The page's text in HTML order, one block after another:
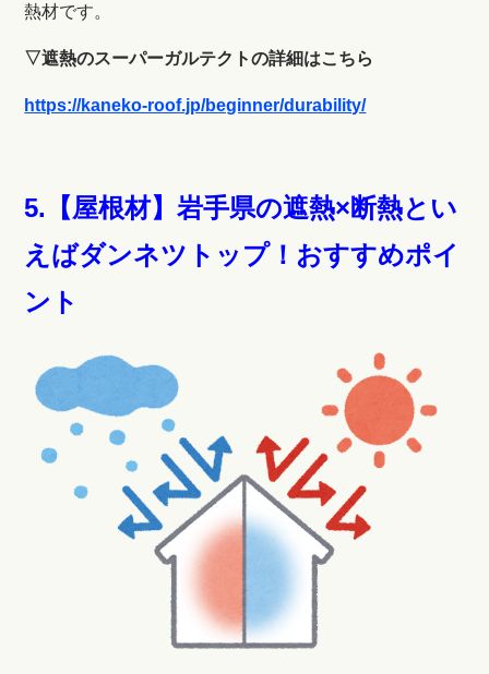
熱材です。
▽遮熱のスーパーガルテクトの詳細はこちら
https://kaneko-roof.jp/beginner/durability/
5.【屋根材】岩手県の遮熱×断熱とい
えばダンネツトップ！おすすめポイ
ント